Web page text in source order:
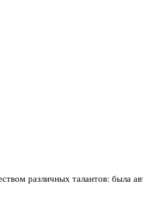
различных талантов: была